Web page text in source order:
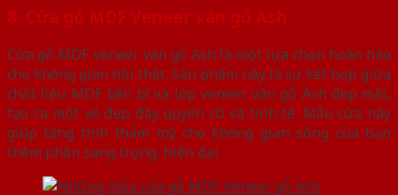
8. Cửa gỗ MDF Veneer vân gỗ Ash
Cửa gỗ MDF veneer vân gỗ Ash là một lựa chọn hoàn hảo
cho không gian nội thất. Sản phẩm này là sự kết hợp giữa
chất liệu MDF bền bỉ và lớp veneer vân gỗ Ash đẹp mắt,
tạo ra một vẻ đẹp đầy quyến rũ và tinh tế. Mẫu cửa này
giúp tăng tính thẩm mỹ cho không gian sống của bạn
thêm phần sang trọng, hiện đại.